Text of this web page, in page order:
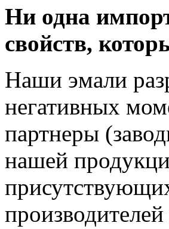
Ни одна
свойств,
Наши эмали
негативных
партнеры
нашей